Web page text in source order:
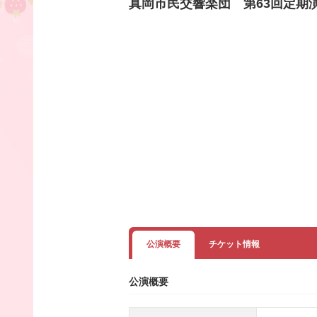
真岡市民交響楽団 第63回定期
公演概要 チケット情報
公演概要